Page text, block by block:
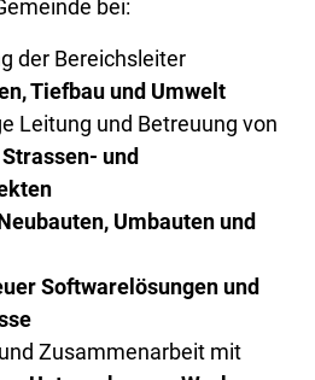
bei:
der Bereichsleiter
Tiefbau und Umwelt
Leitung und Betreuung von
Strassen- und
Umbauten und
Softwarelösungen und
Zusammenarbeit mit